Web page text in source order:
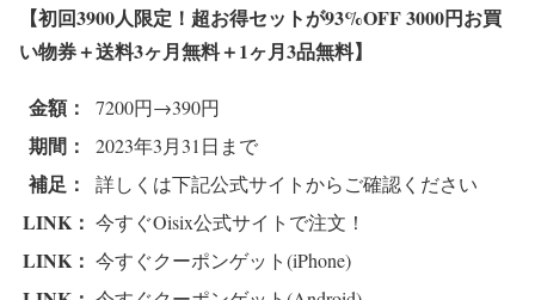
【初回3900人限定！超お得セットが93%OFF 3000円お買
い物券＋送料3ヶ月無料＋1ヶ月3品無料】
金額： 7200円→390円
期間： 2023年3月31日まで
補足： 詳しくは下記公式サイトからご確認ください
LINK： 今すぐOisix公式サイトで注文！
LINK： 今すぐクーポンゲット(iPhone)